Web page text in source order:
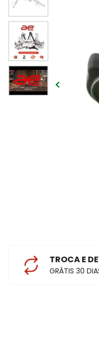
TROCA E
GRÁTIS 30